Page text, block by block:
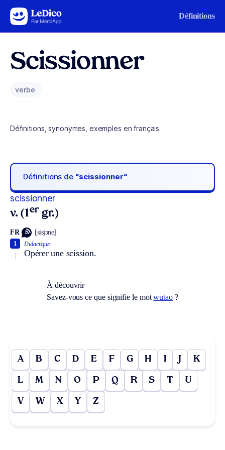
Aller au contenu Définitions
Scissionner
verbe
Définitions, synonymes, exemples en français
Définitions de “scissionner“
scissionner
v. (1er gr.)
FR [sisjɔne]
Didactique.
Opérer une scission.
1
À découvrir
Savez-vous ce que signifie le motwutao ?
A B C D E F G H I J K
L M N O P Q R S T U
V W X Y Z